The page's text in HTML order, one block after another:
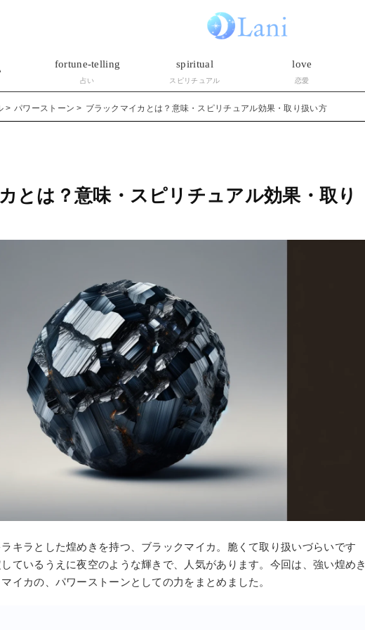
fortune-telling
占い
spiritual
スピリチュアル
love
恋愛
パワーストーン ブラックマイカとは？意味・スピリチュアル効果・取り扱い方
とは？意味・スピリチュアル効果・取り
キラとした煌めきを持つ、ブラックマイカ。脆くて取り扱いづらいです
ているうえに夜空のような輝きで、人気があります。今回は、強い煌めき
イカの、パワーストーンとしての力をまとめました。